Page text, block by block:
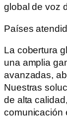
global de voz
Países
La cobertura
una amplia
avanzadas,
Nuestras
de alta
comunicación